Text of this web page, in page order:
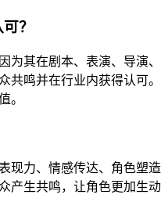
？
为其在剧本、表演、导演、
共鸣并在行业内获得认可。
。
现力、情感传达、角色塑造
产生共鸣，让角色更加生动